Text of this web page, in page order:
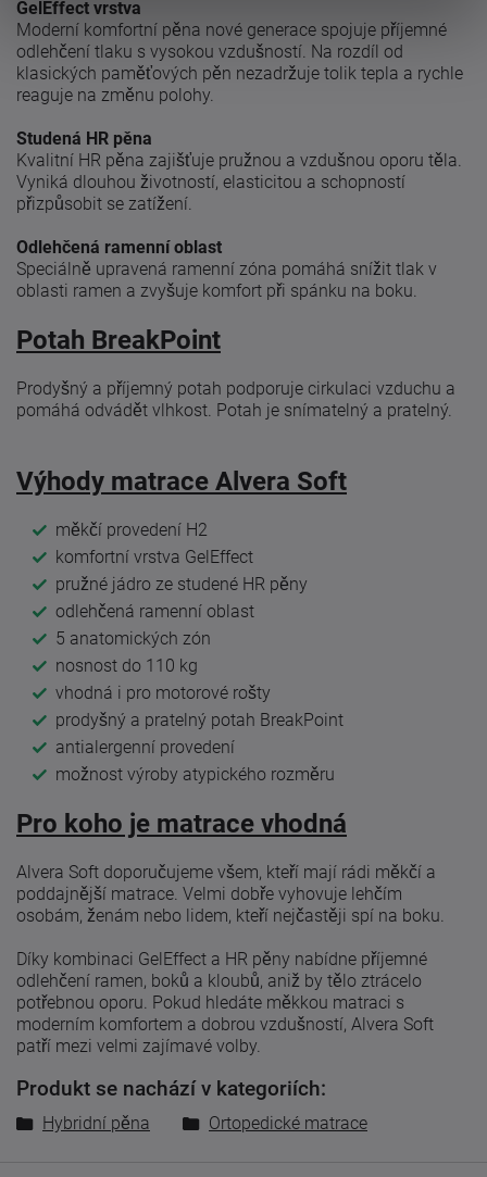
GelEffect vrstva
Moderní komfortní pěna nové generace spojuje příjemné
odlehčení tlaku s vysokou vzdušností. Na rozdíl od
klasických paměťových pěn nezadržuje tolik tepla a rychle
reaguje na změnu polohy.
Studená HR pěna
Kvalitní HR pěna zajišťuje pružnou a vzdušnou oporu těla.
Vyniká dlouhou životností, elasticitou a schopností
přizpůsobit se zatížení.
Odlehčená ramenní oblast
Speciálně upravená ramenní zóna pomáhá snížit tlak v
oblasti ramen a zvyšuje komfort při spánku na boku.
Potah BreakPoint
Prodyšný a příjemný potah podporuje cirkulaci vzduchu a
pomáhá odvádět vlhkost. Potah je snímatelný a pratelný.
Výhody matrace Alvera Soft
měkčí provedení H2
komfortní vrstva GelEffect
pružné jádro ze studené HR pěny
odlehčená ramenní oblast
5 anatomických zón
nosnost do 110 kg
vhodná i pro motorové rošty
prodyšný a pratelný potah BreakPoint
antialergenní provedení
možnost výroby atypického rozměru
Pro koho je matrace vhodná
Alvera Soft doporučujeme všem, kteří mají rádi měkčí a
poddajnější matrace. Velmi dobře vyhovuje lehčím
osobám, ženám nebo lidem, kteří nejčastěji spí na boku.
Díky kombinaci GelEffect a HR pěny nabídne příjemné
odlehčení ramen, boků a kloubů, aniž by tělo ztrácelo
potřebnou oporu. Pokud hledáte měkkou matraci s
moderním komfortem a dobrou vzdušností, Alvera Soft
patří mezi velmi zajímavé volby.
Produkt se nachází v kategoriích:
Hybridní pěna Ortopedické matrace